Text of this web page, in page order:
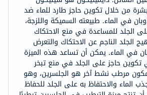
من خلال تكوين حاجز طارد للماء ضد
في الماء. طبيعته السميكة واللزجة،
الجلد للمساعدة في منع الاحتكاك
الجلد الناجم عن الاحتكاك والتعرض
في الماء. يمكن أن تساعد هذه الميزة
تكوين حاجز على الجلد في منع تبخر
مرطب نشط آخر هو الجلسرين، وهو
والاحتفاظ به على الجلد للحفاظ